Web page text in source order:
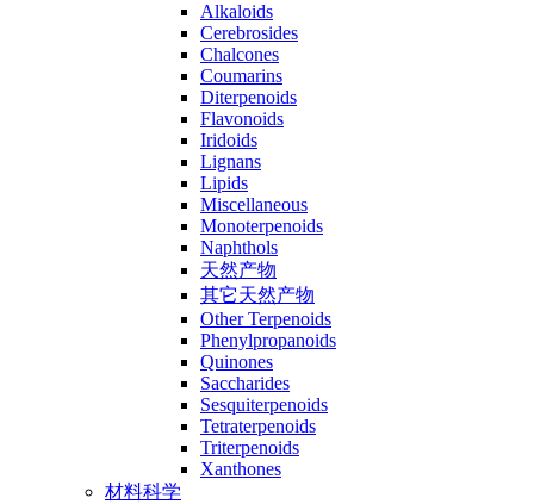
Alkaloids
Cerebrosides
Chalcones
Coumarins
Diterpenoids
Flavonoids
Iridoids
Lignans
Lipids
Miscellaneous
Monoterpenoids
Naphthols
天然产物
其它天然产物
Other Terpenoids
Phenylpropanoids
Quinones
Saccharides
Sesquiterpenoids
Tetraterpenoids
Triterpenoids
Xanthones
材料科学